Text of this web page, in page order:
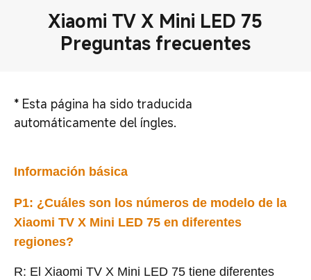
Xiaomi TV X Mini LED 75
Preguntas frecuentes
* Esta página ha sido traducida
automáticamente del íngles.
Información básica
P1: ¿Cuáles son los números de modelo de la
Xiaomi TV X Mini LED 75 en diferentes
regiones?
R: El Xiaomi TV X Mini LED 75 tiene diferentes